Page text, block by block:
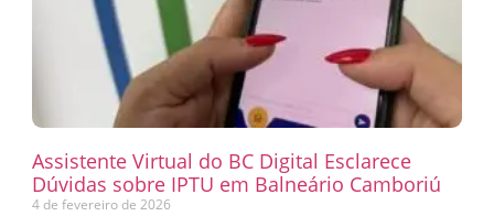
Assistente Virtual do BC Digital Esclarece
Dúvidas sobre IPTU em Balneário Camboriú
4 de fevereiro de 2026